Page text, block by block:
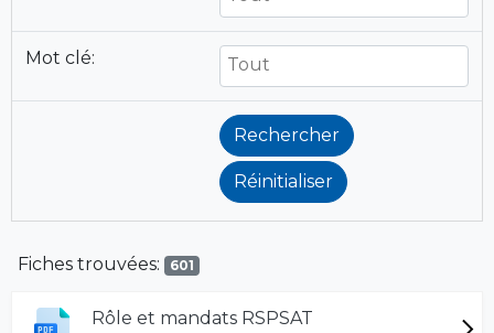
Mot clé:
Fiches trouvées: 601
Rôle et mandats RSPSAT